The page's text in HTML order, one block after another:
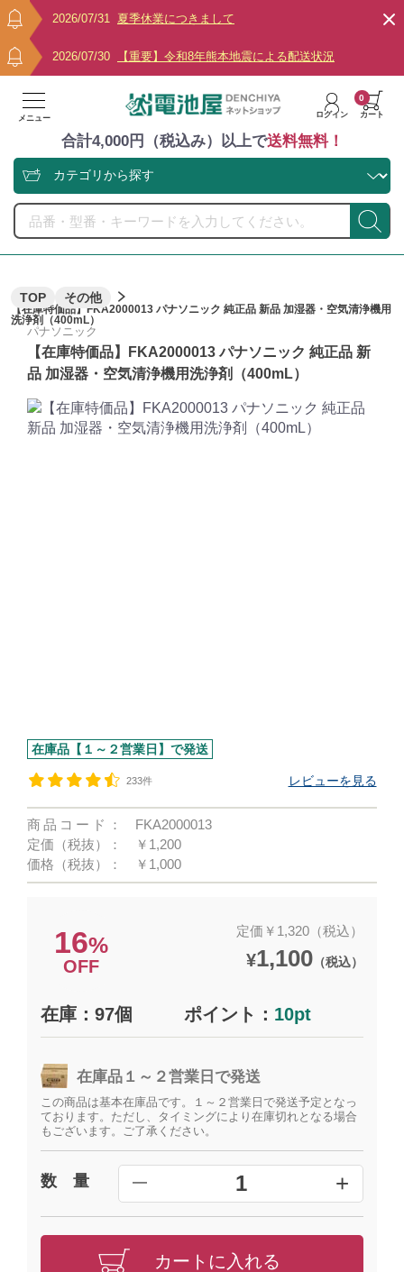
2026/07/31 夏季休業につきまして
2026/07/30 【重要】令和8年熊本地震による配送状況
メニュー ログイン カート
0
合計4,000円（税込み）以上で送料無料！
TOP その他
【在庫特価品】FKA2000013 パナソニック 純正品 新品 加湿器・空気清浄機用
洗浄剤（400mL）
パナソニック
【在庫特価品】FKA2000013 パナソニック 純正品 新
品 加湿器・空気清浄機用洗浄剤（400mL）
在庫品【１～２営業日】で発送
233件 レビューを見る
商品コード：
FKA2000013
定価（税抜）：
￥1,200
価格（税抜）：
￥1,000
16%
OFF
定価￥1,320（税込）
¥1,100（税込）
在庫：97個 ポイント： 10pt
在庫品１～２営業日で発送
この商品は基本在庫品です。１～２営業日で発送予定となっ
ております。ただし、タイミングにより在庫切れとなる場合
もございます。ご了承ください。
数 量 ━ 1 +
カートに入れる